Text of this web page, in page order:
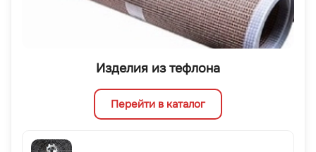
Изделия из тефлона
Перейти в каталог